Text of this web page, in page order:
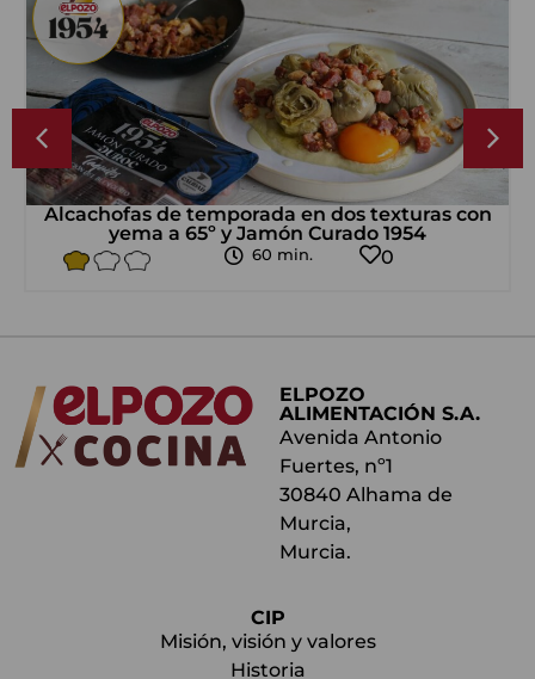
Alcachofas de temporada en dos texturas con
yema a 65º y Jamón Curado 1954
60 min. 0
ELPOZO
ALIMENTACIÓN S.A.
Avenida Antonio
Fuertes, nº1
30840 Alhama de
Murcia,
Murcia.
CIP
Misión, visión y valores
Historia